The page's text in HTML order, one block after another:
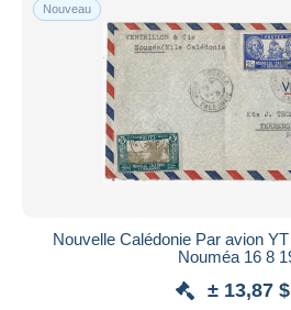
Nouveau
Nouvelle Calédonie Par avion
Nouméa 16 8
± 13,87